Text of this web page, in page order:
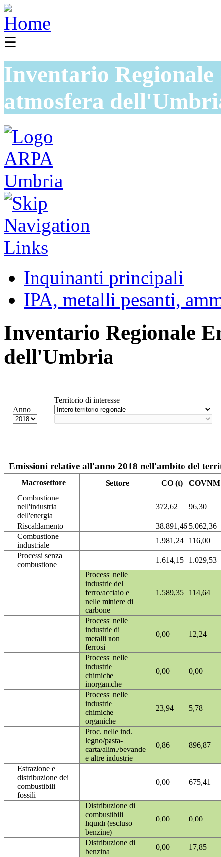
☰
Inventario
atmosfera
Inquinanti principali
IPA, metalli pesanti,
Inventario Regionale
dell'Umbria
Anno
Territorio di interesse
Emissioni relative all'anno 2018 nell'ambito del
Macrosettore Settore CO (t)
COVNM
Combustione
nell'industria
dell'energia
372,62 96,30
Riscaldamento 38.891,46 5.062,36
Combustione
industriale
1.981,24
116,00
Processi senza
combustione
1.614,15
1.029,53
Processi nelle
industrie del
ferro/acciaio e
nelle miniere di
carbone
1.589,35 114,64
Processi nelle
industrie di
metalli non
ferrosi
0,00 12,24
Processi nelle
industrie
chimiche
inorganiche
0,00 0,00
Processi nelle
industrie
chimiche
organiche
23,94 5,78
Proc. nelle ind.
legno/pasta-
carta/alim./bevande
e altre industrie
0,86 896,87
Estrazione e
distribuzione dei
combustibili
fossili
0,00 675,41
Distribuzione di
combustibili
liquidi (escluso
benzine)
0,00 0,00
Distribuzione di
benzina
0,00
17,85